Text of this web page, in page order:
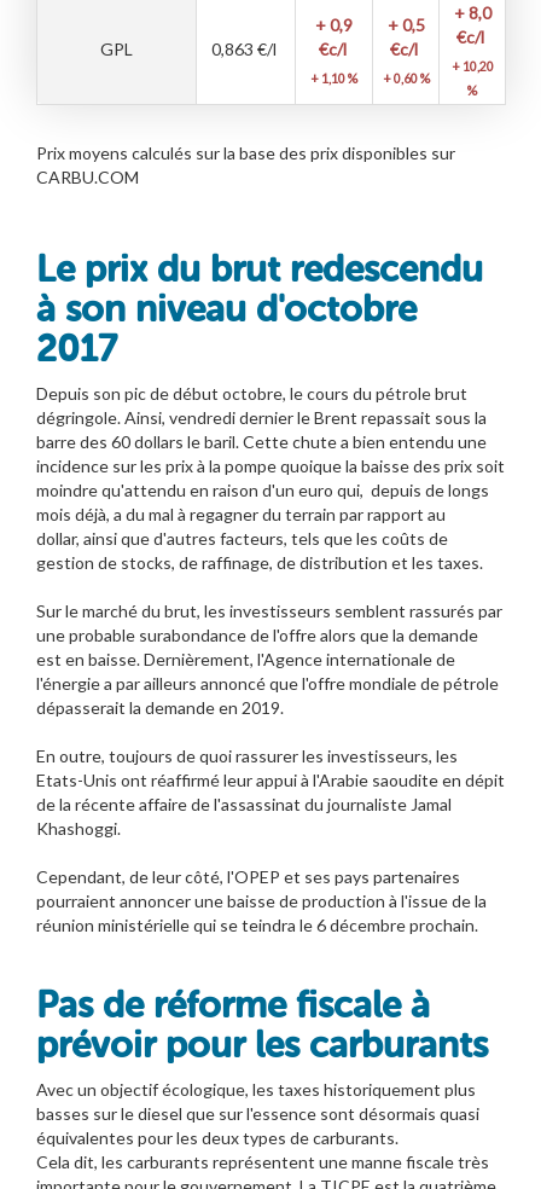
GPL 0,863 €/l
+ 0,9
€c/l
+ 1,10 %
+ 0,5
€c/l
+ 0,60 %
+ 8,0
€c/l
+ 10,20
%
Prix moyens calculés sur la base des prix disponibles sur
CARBU.COM
Le prix du brut redescendu
à son niveau d'octobre
2017
Depuis son pic de début octobre, le cours du pétrole brut
dégringole. Ainsi, vendredi dernier le Brent repassait sous la
barre des 60 dollars le baril. Cette chute a bien entendu une
incidence sur les prix à la pompe quoique la baisse des prix soit
moindre qu'attendu en raison d'un euro qui, depuis de longs
mois déjà, a du mal à regagner du terrain par rapport au
dollar, ainsi que d'autres facteurs, tels que les coûts de
gestion de stocks, de raffinage, de distribution et les taxes.
Sur le marché du brut, les investisseurs semblent rassurés par
une probable surabondance de l'offre alors que la demande
est en baisse. Dernièrement, l'Agence internationale de
l'énergie a par ailleurs annoncé que l'offre mondiale de pétrole
dépasserait la demande en 2019.
En outre, toujours de quoi rassurer les investisseurs, les
Etats-Unis ont réaffirmé leur appui à l'Arabie saoudite en dépit
de la récente affaire de l'assassinat du journaliste Jamal
Khashoggi.
Cependant, de leur côté, l'OPEP et ses pays partenaires
pourraient annoncer une baisse de production à l'issue de la
réunion ministérielle qui se teindra le 6 décembre prochain.
Pas de réforme fiscale à
prévoir pour les carburants
Avec un objectif écologique, les taxes historiquement plus
basses sur le diesel que sur l'essence sont désormais quasi
équivalentes pour les deux types de carburants.
Cela dit, les carburants représentent une manne fiscale très